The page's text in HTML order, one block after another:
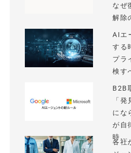
なぜ
解除
AIエ
する
プラ
検す
B2B
「
にな
が自
時...
各社